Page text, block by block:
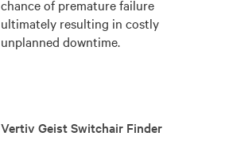
chance of premature failure
ultimately resulting in costly
unplanned downtime.
Vertiv Geist Switchair Finder